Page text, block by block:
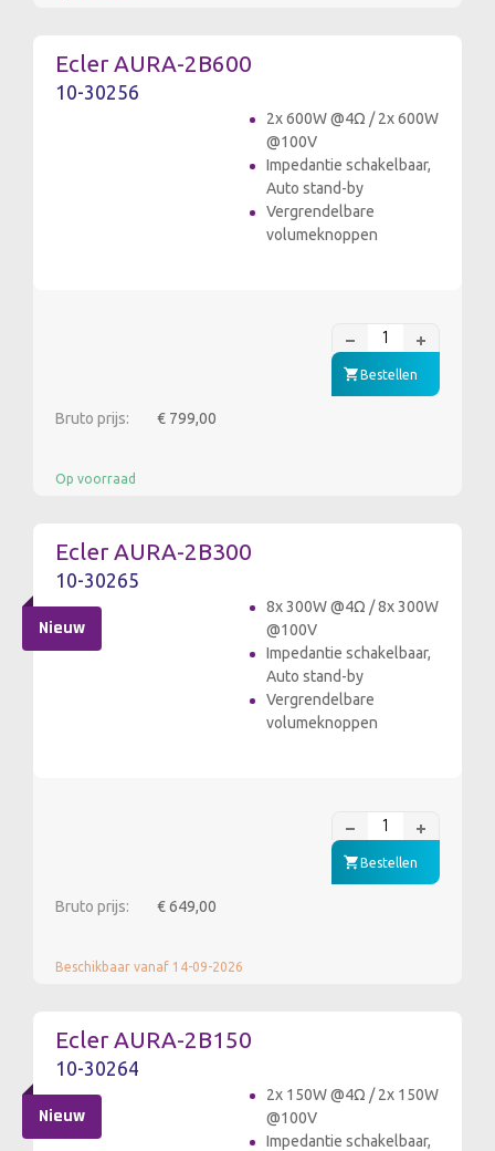
Ecler AURA-2B600
10-30256
2x 600W @4Ω / 2x 600W
@100V
Impedantie schakelbaar,
Auto stand-by
Vergrendelbare
volumeknoppen
Bestellen
Bruto prijs: € 799,00
Op voorraad
Nieuw
Ecler AURA-2B300
10-30265
8x 300W @4Ω / 8x 300W
@100V
Impedantie schakelbaar,
Auto stand-by
Vergrendelbare
volumeknoppen
Bestellen
Bruto prijs: € 649,00
Beschikbaar vanaf 14-09-2026
Nieuw
Ecler AURA-2B150
10-30264
2x 150W @4Ω / 2x 150W
@100V
Impedantie schakelbaar,